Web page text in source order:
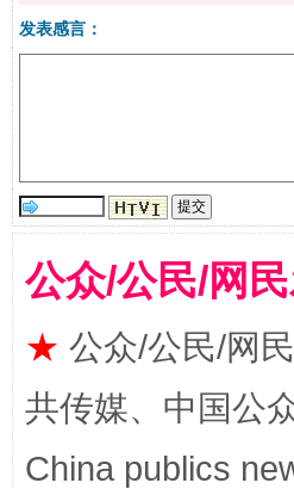
揭批美国五大"原罪"
发表感言：
公众/公民/网
★ 公众/公民/网
共传媒、中国公
China publics